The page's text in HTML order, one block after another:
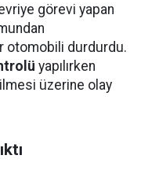
görevi yapan
otomobili durdurdu.
yapılırken
üzerine olay